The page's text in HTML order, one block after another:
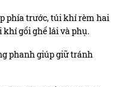
phía trước, túi khí rèm hai
khí gối ghế lái và phụ.
phanh giúp giữ tránh